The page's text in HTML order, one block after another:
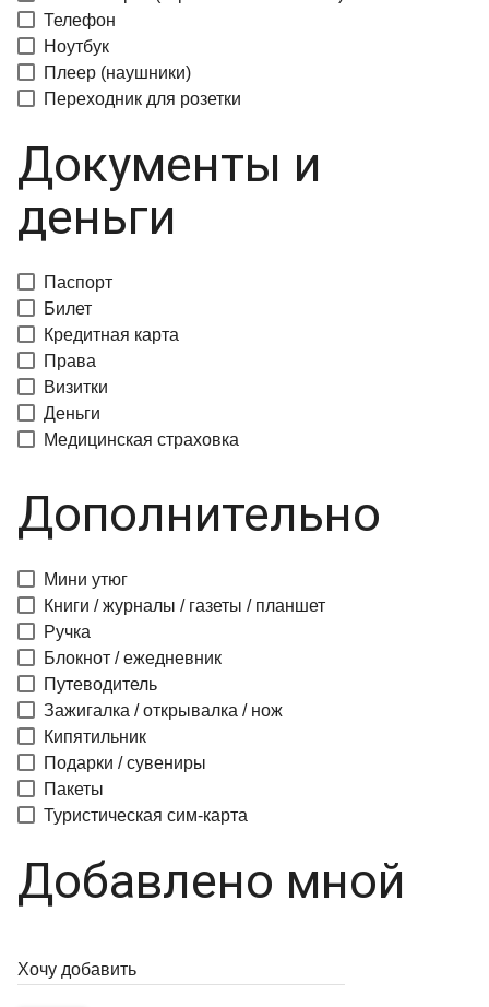
Телефон
Ноутбук
Плеер (наушники)
Переходник для розетки
Документы и
деньги
Паспорт
Билет
Кредитная карта
Права
Визитки
Деньги
Медицинская страховка
Дополнительно
Мини утюг
Книги / журналы / газеты / планшет
Ручка
Блокнот / ежедневник
Путеводитель
Зажигалка / открывалка / нож
Кипятильник
Подарки / сувениры
Пакеты
Туристическая сим-карта
Добавлено мной